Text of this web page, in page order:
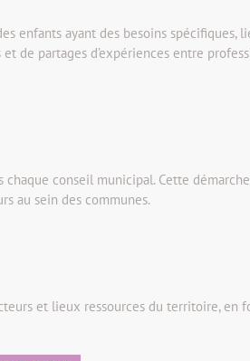
enfants ayant des besoins spécifiques,
et de partages d’expériences entre
conseil municipal. Cette
au sein des communes.
et lieux ressources du territoire, en